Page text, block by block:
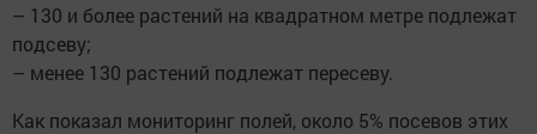
– 130 и более растений на квадратном метре подлежат
подсеву;
– менее 130 растений подлежат пересеву.
Как показал мониторинг полей, около 5% посевов этих